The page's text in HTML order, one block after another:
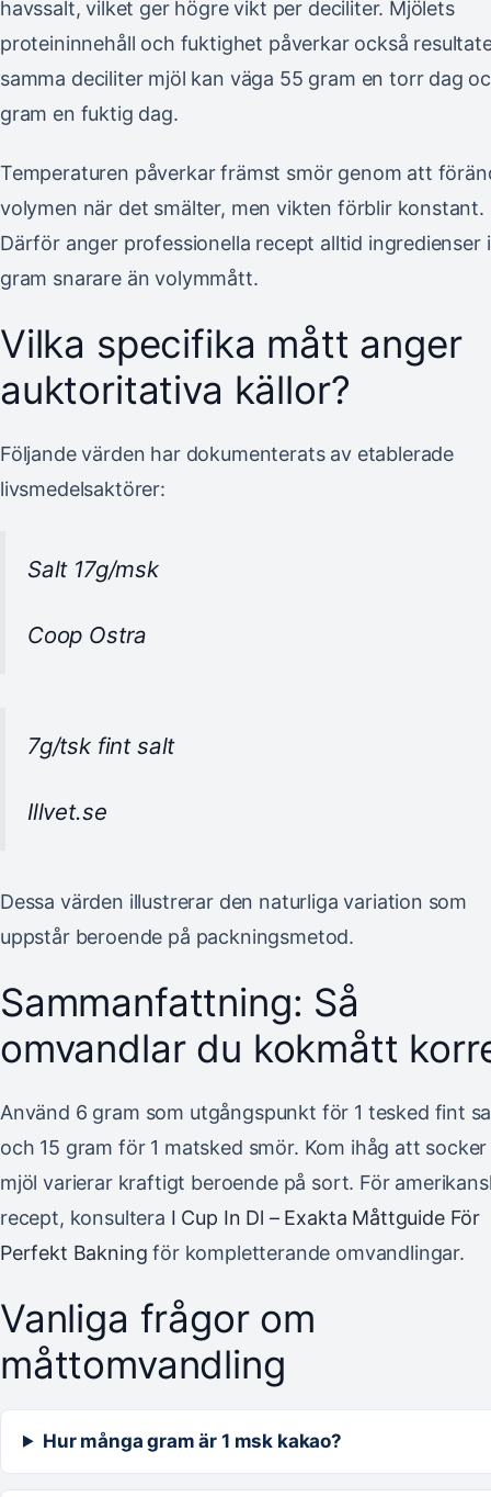
havssalt, vilket ger högre vikt per deciliter. Mjölets
proteininnehåll och fuktighet påverkar också
samma deciliter mjöl kan väga 55 gram en torr dag
gram en fuktig dag.
Temperaturen påverkar främst smör genom att
volymen när det smälter, men vikten förblir konstant.
Därför anger professionella recept alltid ingredienser i
gram snarare än volymmått.
Vilka specifika mått anger
auktoritativa källor?
Följande värden har dokumenterats av etablerade
livsmedelsaktörer:
Salt 17g/msk
Coop Ostra
7g/tsk fint salt
Illvet.se
Dessa värden illustrerar den naturliga variation som
uppstår beroende på packningsmetod.
Sammanfattning: Så
omvandlar du kokmått
Använd 6 gram som utgångspunkt för 1 tesked fint
och 15 gram för 1 matsked smör. Kom ihåg att
mjöl varierar kraftigt beroende på sort. För
recept, konsultera I Cup In Dl – Exakta Måttguide För
Perfekt Bakning för kompletterande omvandlingar.
Vanliga frågor om
måttomvandling
Hur många gram är 1 msk kakao?